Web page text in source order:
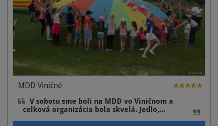
MDD Viničné
V sobotu sme boli na MDD vo Viničnom a
celková organizácia bola skvelá. Jedlo,…